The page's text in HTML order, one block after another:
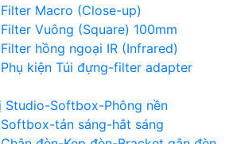
Macro (Close-up)
Vuông (Square) 100mm
hồng ngoại IR (Infrared)
kiện Túi đựng-filter adapter
Studio-Softbox-Phông nền
tản sáng-hắt sáng